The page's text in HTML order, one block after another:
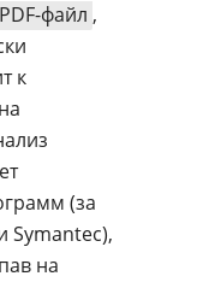
PDF-файл ,
к
(за
Symantec),
на